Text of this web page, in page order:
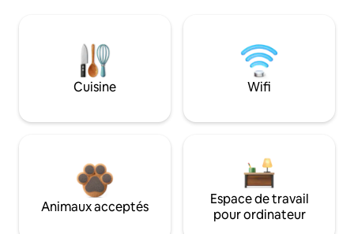
Cuisine Wifi
Animaux acceptés
Espace de travail
pour ordinateur